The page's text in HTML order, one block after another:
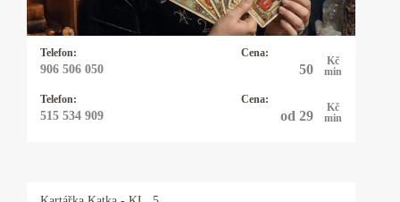
Telefon:
906 506 050
Cena:
50
Kč
min
Telefon:
515 534 909
Cena:
od 29
Kč
min
vcelku slušně i francouzsky, řeknu vám to, co
mi karty ukazují a moc se s tím nemažu.